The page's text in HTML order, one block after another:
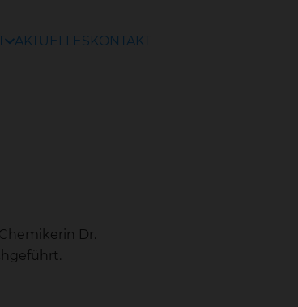
AKTUELLESKONTAKT
Dr.